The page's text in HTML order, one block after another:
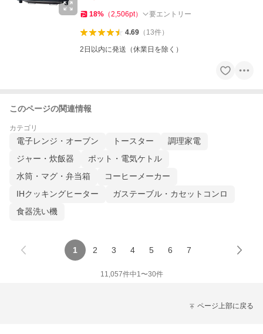
18% （2,506pt） 要エントリー
4.69（ 13件）
2日以内に発送（休業日を除く）
このページの関連情報
カテゴリ
電子レンジ・オーブン トースター
調理家電
ジャー・炊飯器
ポット・電気ケトル
水筒・マグ・弁当箱
コーヒーメーカー
IHクッキングヒーター
ガステーブル・カセットコンロ
食器洗い機
1 2 3 4 5 6 7
11,057件中1〜30件
ページ上部に戻る